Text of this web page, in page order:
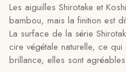
Les aiguilles Shirotake et
bambou, mais la finition est
La surface de la série
cire végétale naturelle, ce
brillance, elles sont